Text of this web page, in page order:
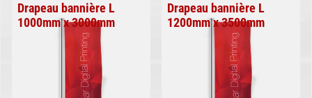
Drapeau bannière L
1000mm x 3000mm
Drapeau bannière L
1200mm x 3500mm